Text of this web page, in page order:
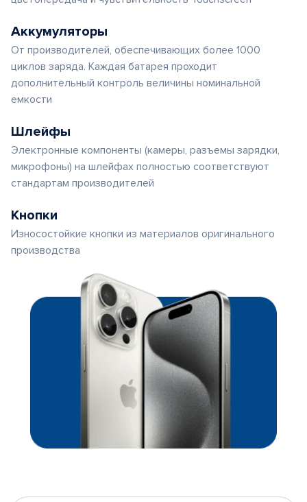
Аккумуляторы
От производителей, обеспечивающих более 1000
циклов заряда. Каждая батарея проходит
дополнительный контроль величины номинальной
емкости
Шлейфы
Электронные компоненты (камеры, разъемы зарядки,
микрофоны) на шлейфах полностью соответствуют
стандартам производителей
Кнопки
Износостойкие кнопки из материалов оригинального
производства